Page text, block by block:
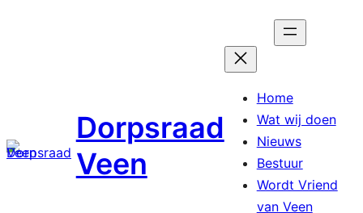
Dorpsraad
Veen
Home
Wat wij doen
Nieuws
Bestuur
Wordt Vriend
van Veen